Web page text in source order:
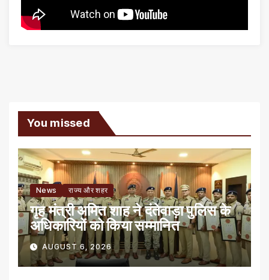
You missed
News राज्य और शहर
गृह मंत्री अमित शाह ने दंतेवाड़ा पुलिस के
अधिकारियों को किया सम्मानित
AUGUST 6, 2026